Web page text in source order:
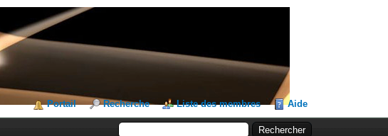
Portail Recherche Liste des membres Aide